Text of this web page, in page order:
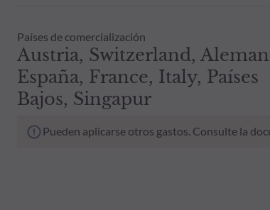
Países de comercialización
Austria, Switzerland,
España, France, Italy, Países
Bajos, Singapur
Pueden aplicarse otros gastos. Consulte la